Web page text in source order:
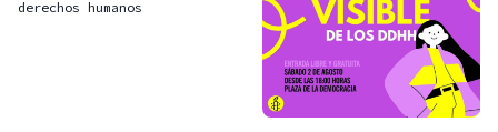
derechos humanos